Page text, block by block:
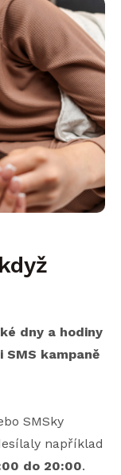
dny a hodiny
kampaně
SMSky
například
do 20:00.